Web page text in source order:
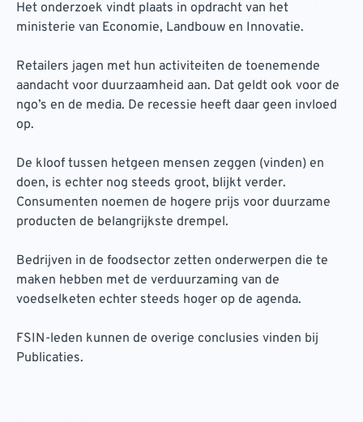
Het onderzoek vindt plaats in opdracht van het
ministerie van Economie, Landbouw en Innovatie.
Retailers jagen met hun activiteiten de toenemende
aandacht voor duurzaamheid aan. Dat geldt ook voor de
ngo’s en de media. De recessie heeft daar geen invloed
op.
De kloof tussen hetgeen mensen zeggen (vinden) en
doen, is echter nog steeds groot, blijkt verder.
Consumenten noemen de hogere prijs voor duurzame
producten de belangrijkste drempel.
Bedrijven in de foodsector zetten onderwerpen die te
maken hebben met de verduurzaming van de
voedselketen echter steeds hoger op de agenda.
FSIN-leden kunnen de overige conclusies vinden bij
Publicaties.